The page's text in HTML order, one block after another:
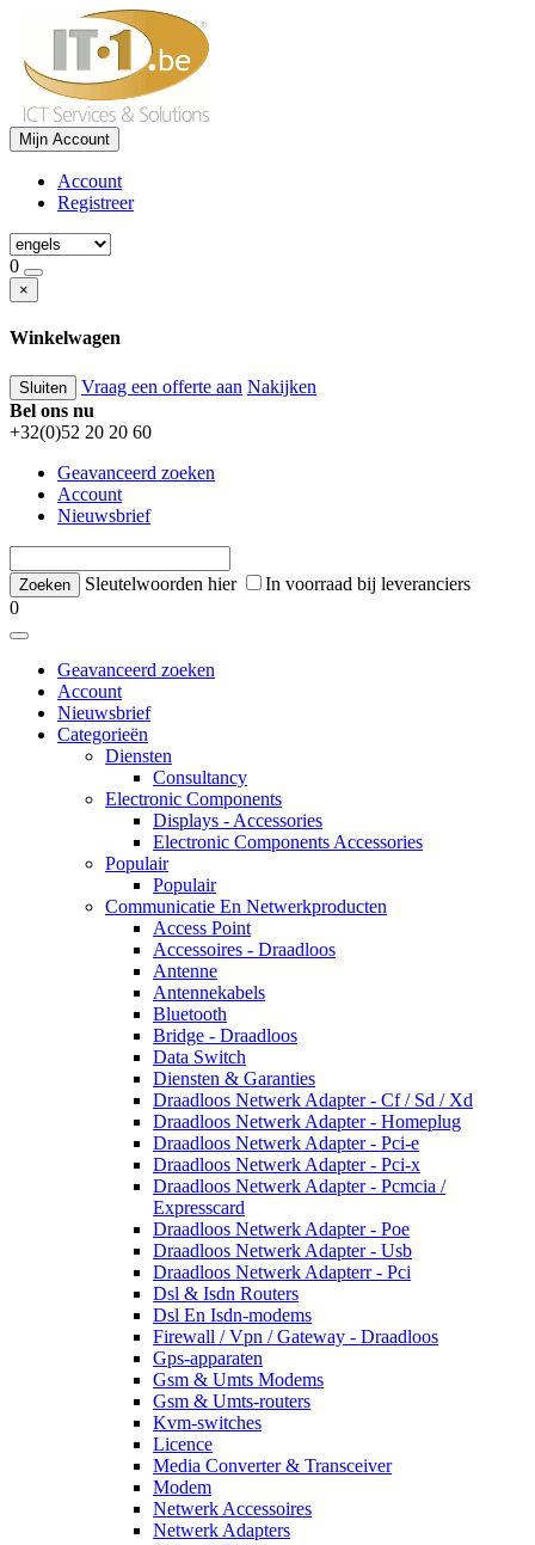
Mijn Account
Account
Registreer
0
×
Winkelwagen
Sluiten Vraag een offerte aan Nakijken
Bel ons nu
+32(0)52 20 20 60
Geavanceerd zoeken
Account
Nieuwsbrief
Sleutelwoorden hier
In voorraad bij leveranciers
0
Geavanceerd zoeken
Account
Nieuwsbrief
Categorieën
Diensten
Consultancy
Electronic Components
Displays - Accessories
Electronic Components Accessories
Populair
Populair
Communicatie En Netwerkproducten
Access Point
Accessoires - Draadloos
Antenne
Antennekabels
Bluetooth
Bridge - Draadloos
Data Switch
Diensten & Garanties
Draadloos Netwerk Adapter - Cf / Sd / Xd
Draadloos Netwerk Adapter - Homeplug
Draadloos Netwerk Adapter - Pci-e
Draadloos Netwerk Adapter - Pci-x
Draadloos Netwerk Adapter - Pcmcia /
Expresscard
Draadloos Netwerk Adapter - Poe
Draadloos Netwerk Adapter - Usb
Draadloos Netwerk Adapterr - Pci
Dsl & Isdn Routers
Dsl En Isdn-modems
Firewall / Vpn / Gateway - Draadloos
Gps-apparaten
Gsm & Umts Modems
Gsm & Umts-routers
Kvm-switches
Licence
Media Converter & Transceiver
Modem
Netwerk Accessoires
Netwerk Adapters